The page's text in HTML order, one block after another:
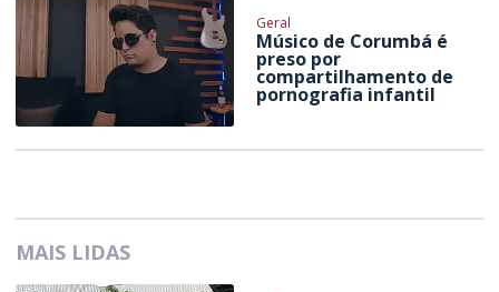
Geral
Músico de Corumbá é
preso por
compartilhamento de
pornografia infantil
MAIS LIDAS